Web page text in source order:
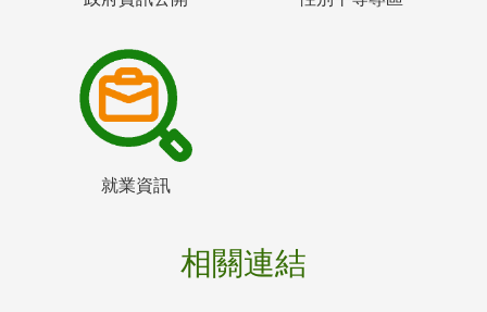
就業資訊
相關連結